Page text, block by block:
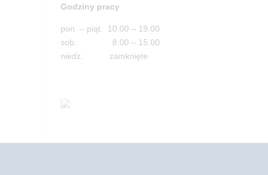
Godziny pracy
pon. – piąt. 10.00 – 19.00
sob. 8.00 – 15.00
niedz. zamknięte